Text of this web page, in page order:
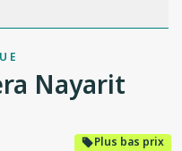
Nayarit
Plus bas prix